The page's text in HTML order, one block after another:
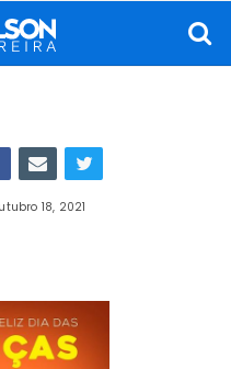
18, 2021